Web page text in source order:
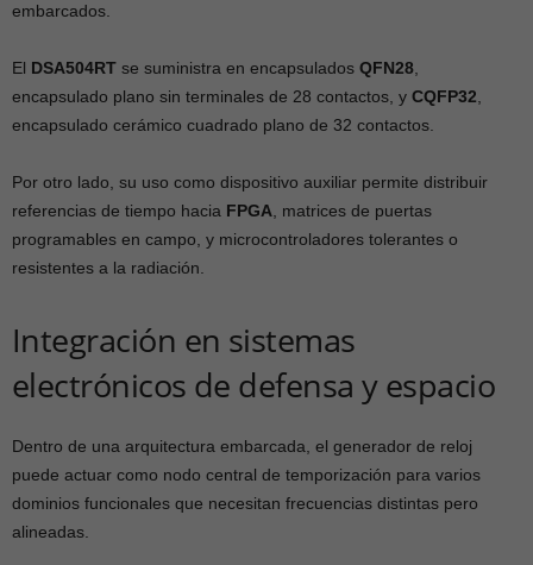
embarcados.
El DSA504RT se suministra en encapsulados QFN28
encapsulado plano sin terminales de 28 contactos, y CQFP32
encapsulado cerámico cuadrado plano de 32 contactos.
Por otro lado, su uso como dispositivo auxiliar permite distribuir
referencias de tiempo hacia FPGA , matrices de puertas
programables en campo, y microcontroladores tolerantes o
resistentes a la radiación.
Integración en sistemas
electrónicos de defensa y espacio
Dentro de una arquitectura embarcada, el generador de reloj
puede actuar como nodo central de temporización para varios
dominios funcionales que necesitan frecuencias distintas pero
alineadas.